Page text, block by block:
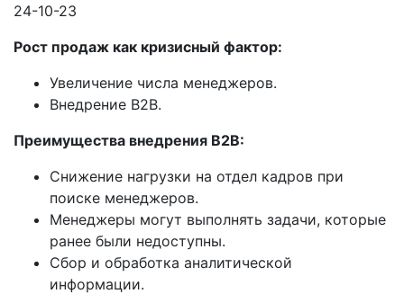
24-10-23
Рост продаж как кризисный фактор:
Увеличение числа менеджеров.
Внедрение B2B.
Преимущества внедрения B2B:
Снижение нагрузки на отдел кадров при
поиске менеджеров.
Менеджеры могут выполнять задачи, которые
ранее были недоступны.
Сбор и обработка аналитической
информации.